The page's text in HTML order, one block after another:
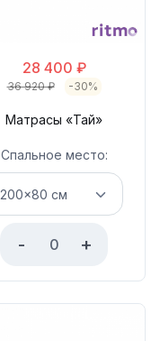
28 400 ₽
36 920₽ -30%
Матрасы «Тай»
Спальное место:
- +